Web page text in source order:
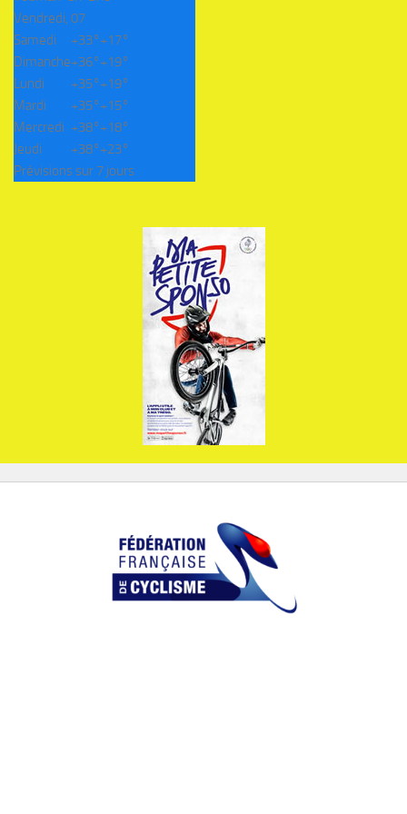
Vendredi, 07
Samedi
+33°+17°
Dimanche+36°+19°
Lundi
+35°+19°
Mardi
+35°+15°
Mercredi +38°+18°
Jeudi
+38°+23°
Prévisions sur 7 jours